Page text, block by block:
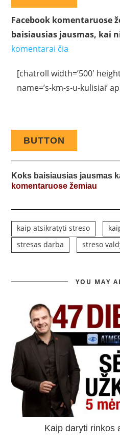
Facebook komentaruose
baisiausias jausmas, kai
komentarai čia
[chatroll width=’500′
name=’s-km-s-u-kulisiai’
BUTTON
Koks baisiausias jausmas
komentaruose žemiau
kaip atsikratyti streso
stresas darba
streso
YOU MAY
Kaip daryti rinkos